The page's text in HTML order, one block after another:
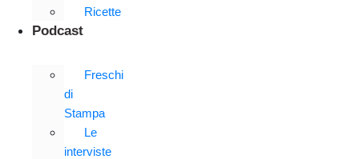
Ricette
Podcast
Freschi
di
Stampa
Le
interviste